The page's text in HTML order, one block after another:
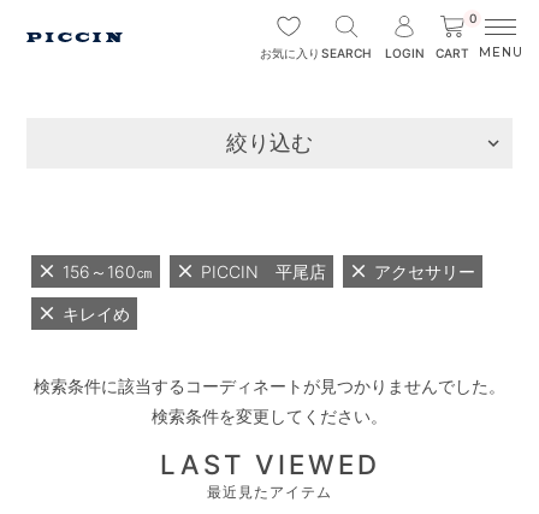
お気に入り SEARCH LOGIN
0
CART
絞り込む
156～160㎝ PICCIN 平尾店 アクセサリー
キレイめ
検索条件に該当するコーディネートが見つかりませんでした。
検索条件を変更してください。
LAST VIEWED
最近見たアイテム